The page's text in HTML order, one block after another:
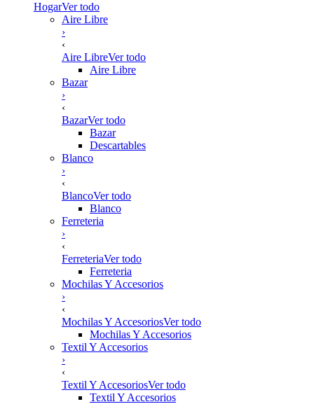
HogarVer todo
Aire Libre
›
‹
Aire LibreVer todo
Aire Libre
Bazar
›
‹
BazarVer todo
Bazar
Descartables
Blanco
›
‹
BlancoVer todo
Blanco
Ferreteria
›
‹
FerreteriaVer todo
Ferreteria
Mochilas Y Accesorios
›
‹
Mochilas Y AccesoriosVer todo
Mochilas Y Accesorios
Textil Y Accesorios
›
‹
Textil Y AccesoriosVer todo
Textil Y Accesorios